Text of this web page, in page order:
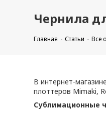
Чернила
Главная Статьи Все
В интернет-
плоттеров Mimaki,
Сублимационные